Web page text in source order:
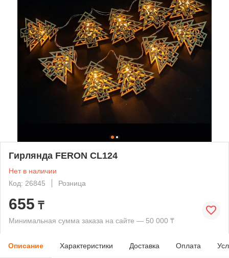
Гирлянда FERON CL124
Нет в наличии
Код: 26845
Розница
655 ₸
Минимальная сумма заказа на сайте — 50 000 ₸
Описание Характеристики Доставка Оплата